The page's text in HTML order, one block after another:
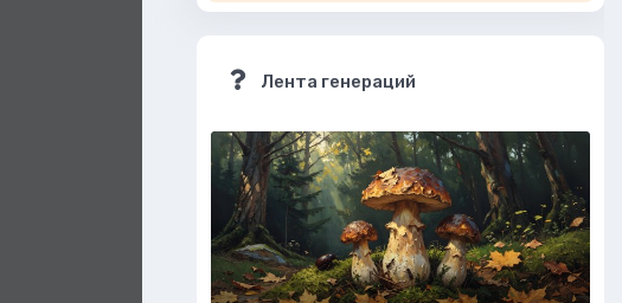
Лента генераций